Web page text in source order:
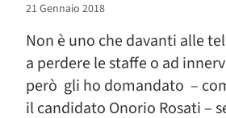
21 Gennaio 2018
Non è uno che davanti alle
a perdere le staffe o ad
però gli ho domandato –
il candidato Onorio Rosati –